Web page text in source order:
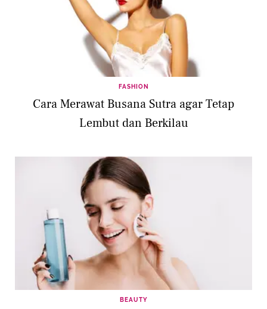
FASHION
Cara Merawat Busana Sutra agar Tetap
Lembut dan Berkilau
BEAUTY